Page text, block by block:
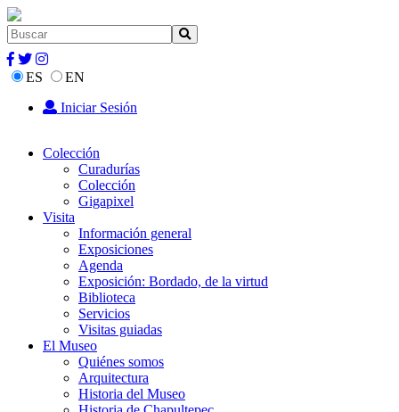
ES
EN
Iniciar Sesión
Colección
Curadurías
Colección
Gigapixel
Visita
Información general
Exposiciones
Agenda
Exposición: Bordado, de la virtud
Biblioteca
Servicios
Visitas guiadas
El Museo
Quiénes somos
Arquitectura
Historia del Museo